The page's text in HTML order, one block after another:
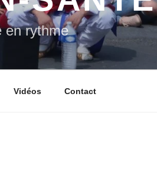
en rythme
Vidéos Contact